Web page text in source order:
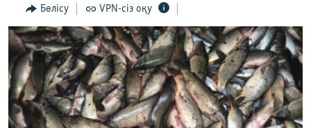
Navigation
Skip
to
Search
АДАМ ҚҰҚЫҚТАРЫ
ӘЛЕУМЕТ
ӘЛЕМ
АРНАЙЫ ЖОБАЛАР
Русский
Бөлісу VPN-сіз оқу